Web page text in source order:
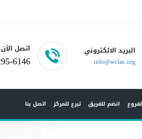
البريد الالكتروني
info@wclac.org
اتصل الآن
6146
انضم للفريق تبرع للمركز اتصل بنا